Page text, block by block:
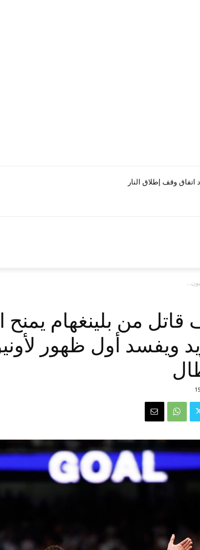
وقف إطلاق النار
من بلينغهام يمنح
ويفسد أول ظهور
15